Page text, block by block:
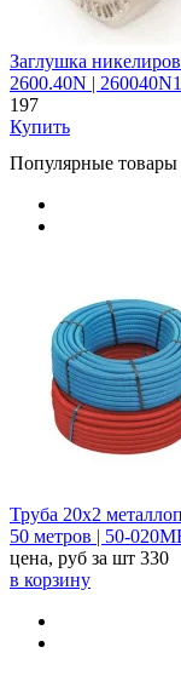
Заглушка
2600.40N |
197
Купить
Популярные товары
Труба 20х2
50 метров | 50-
цена, руб за шт 330
в корзину